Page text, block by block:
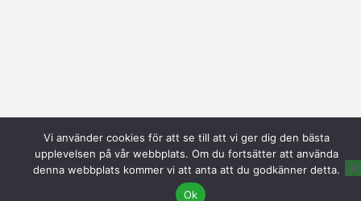
Vi använder cookies för att se till att vi ger dig den bästa
upplevelsen på vår webbplats. Om du fortsätter att använda
denna webbplats kommer vi att anta att du godkänner detta.
Ok